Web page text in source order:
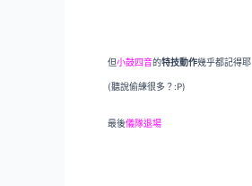
但小鼓四音的特技動作幾乎都記得耶
(聽說偷練很多？:P)
最後儀隊退場